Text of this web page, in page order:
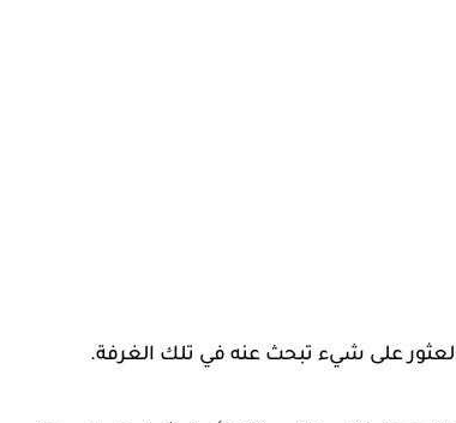
العثور على شيء تبحث عنه في تلك الغرفة.